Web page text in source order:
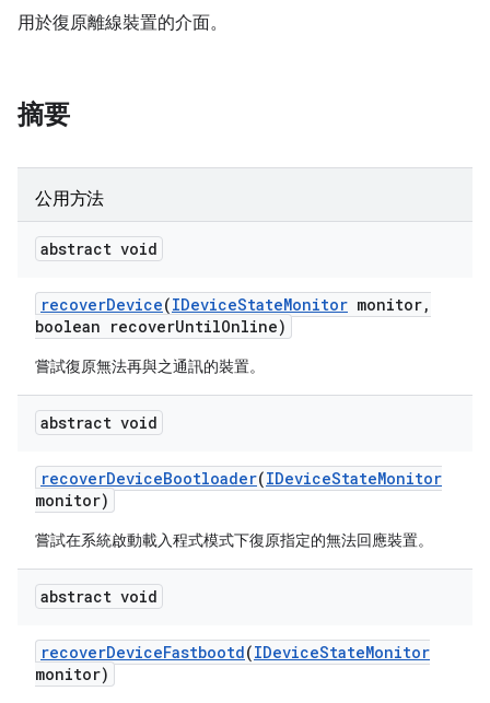
用於復原離線裝置的介面。
摘要
公用方法
abstract void
recoverDevice(IDeviceStateMonitor monitor,
boolean recoverUntilOnline)
嘗試復原無法再與之通訊的裝置。
abstract void
recoverDeviceBootloader(IDeviceStateMonitor
monitor)
嘗試在系統啟動載入程式模式下復原指定的無法回應裝置。
abstract void
recoverDeviceFastbootd(IDeviceStateMonitor
monitor)